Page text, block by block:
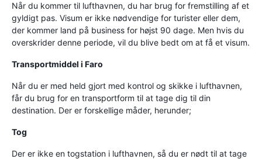
Når du kommer til lufthavnen, du har brug for fremstilling af et
gyldigt pas. Visum er ikke nødvendige for turister eller dem,
der kommer land på business for højst 90 dage. Men hvis du
overskrider denne periode, vil du blive bedt om at få et visum.
Transportmiddel i Faro
Når du er med held gjort med kontrol og skikke i lufthavnen,
får du brug for en transportform til at tage dig til din
destination. Der er forskellige måder, herunder;
Tog
Der er ikke en togstation i lufthavnen, så du er nødt til at tage